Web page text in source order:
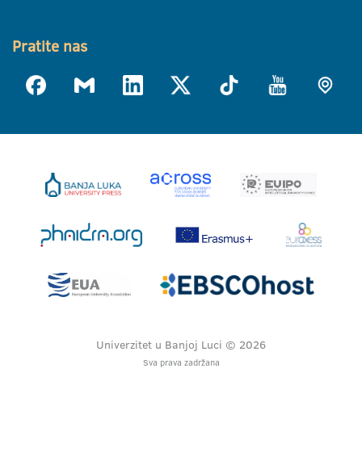
Pratite nas
Univerzitet u Banjoj Luci © 2026
Sva prava zadržana